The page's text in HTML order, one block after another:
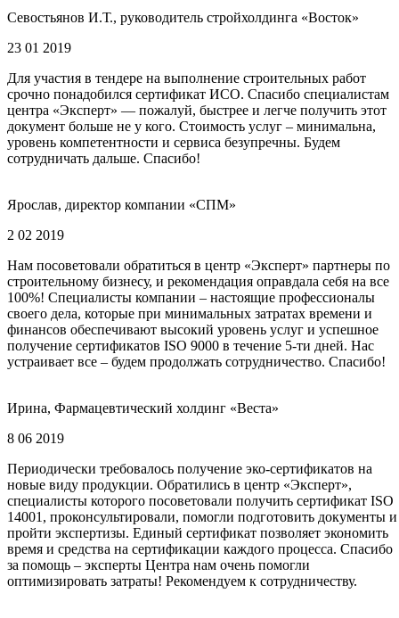
Севостьянов И.Т., руководитель стройхолдинга «Восток»
23 01 2019
Для участия в тендере на выполнение строительных работ
срочно понадобился сертификат ИСО. Спасибо специалистам
центра «Эксперт» — пожалуй, быстрее и легче получить этот
документ больше не у кого. Стоимость услуг – минимальна,
уровень компетентности и сервиса безупречны. Будем
сотрудничать дальше. Спасибо!
Ярослав, директор компании «СПМ»
2 02 2019
Нам посоветовали обратиться в центр «Эксперт» партнеры по
строительному бизнесу, и рекомендация оправдала себя на все
100%! Специалисты компании – настоящие профессионалы
своего дела, которые при минимальных затратах времени и
финансов обеспечивают высокий уровень услуг и успешное
получение сертификатов ISO 9000 в течение 5-ти дней. Нас
устраивает все – будем продолжать сотрудничество. Спасибо!
Ирина, Фармацевтический холдинг «Веста»
8 06 2019
Периодически требовалось получение эко-сертификатов на
новые виду продукции. Обратились в центр «Эксперт»,
специалисты которого посоветовали получить сертификат ISO
14001, проконсультировали, помогли подготовить документы и
пройти экспертизы. Единый сертификат позволяет экономить
время и средства на сертификации каждого процесса. Спасибо
за помощь – эксперты Центра нам очень помогли
оптимизировать затраты! Рекомендуем к сотрудничеству.